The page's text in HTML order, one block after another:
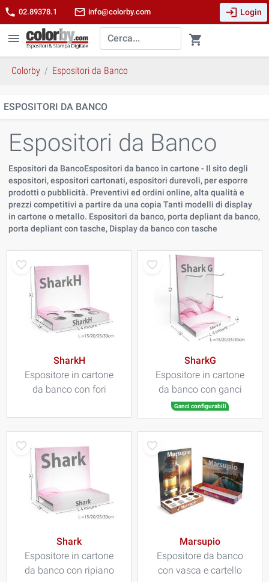
phone 02.89378.1 mail_outline info@colorby.com login Login
menu shopping_cart
Colorby Espositori da Banco
ESPOSITORI DA BANCO
Espositori da Banco
Espositori da BancoEspositori da banco in cartone - Il sito degli
espositori, espositori cartonati, espositori durevoli, per esporre
prodotti o pubblicità. Preventivi ed ordini online, alta qualità e
prezzi competitivi a partire da una copia Tanti modelli di display
in cartone o metallo. Espositori da banco, porta depliant da banco,
porta depliant con tasche, Display da banco con tasche
SharkH
Espositore in cartone
da banco con fori
SharkG
Espositore in cartone
da banco con ganci
Ganci configurabili
Shark
Espositore in cartone
da banco con ripiano
Marsupio
Espositore da banco
con vasca e cartello